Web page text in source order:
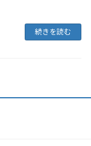
続きを読む